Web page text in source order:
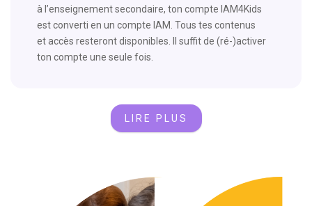
à l’enseignement secondaire, ton compte IAM4Kids
est converti en un compte IAM. Tous tes contenus
et accès resteront disponibles. Il suffit de (ré-)activer
ton compte une seule fois.
LIRE PLUS